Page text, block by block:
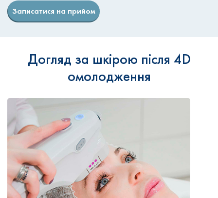
Записатися на прийом
Догляд за шкірою після 4D
омолодження